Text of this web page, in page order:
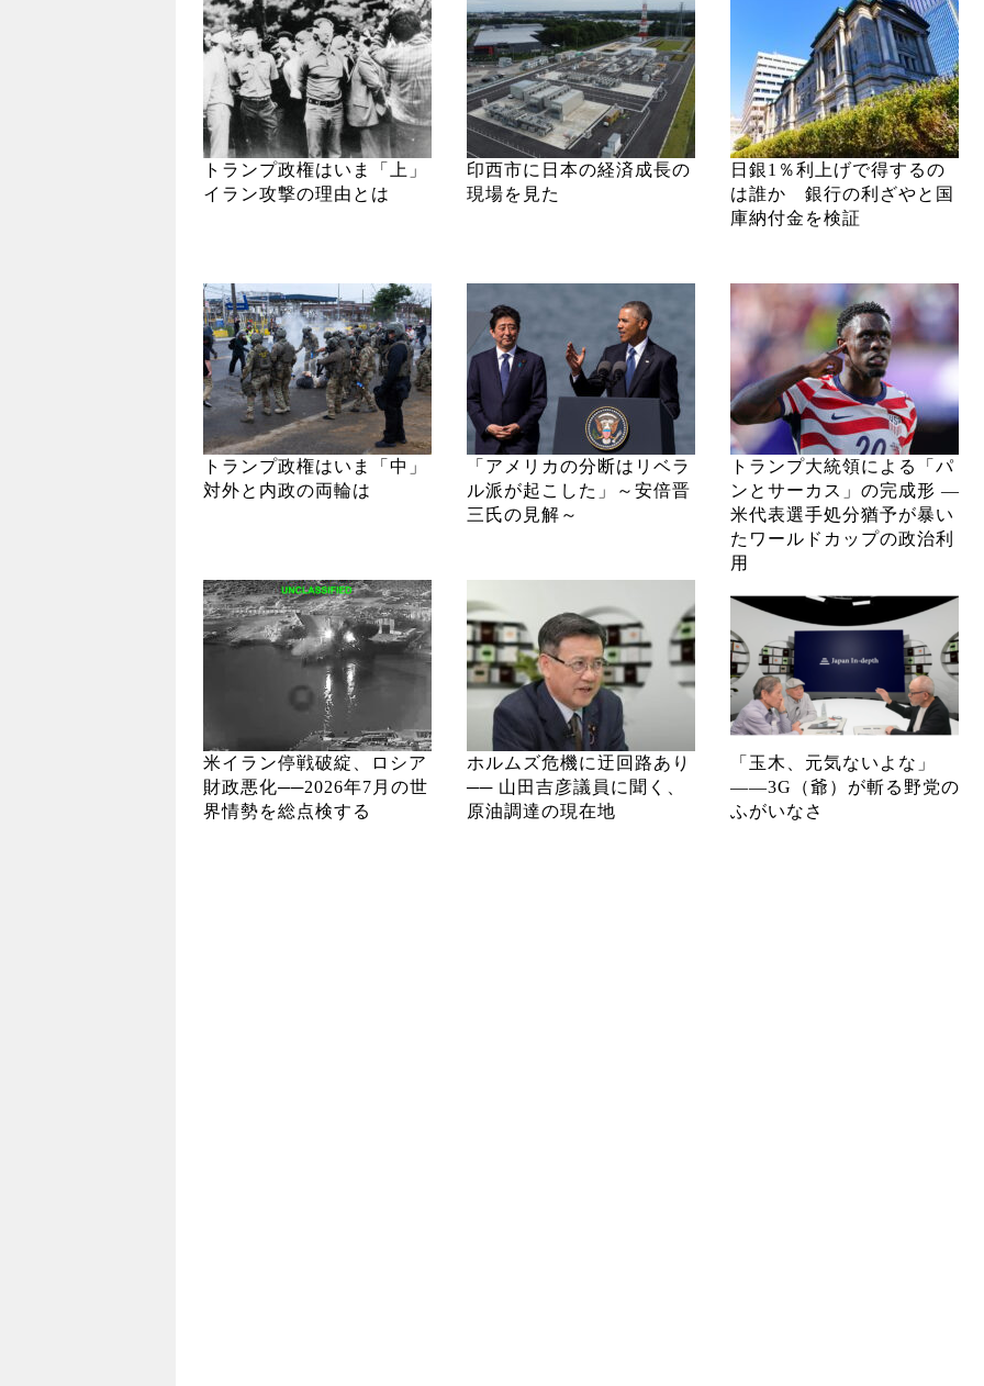
トランプ政権はいま「上」
イラン攻撃の理由とは
印西市に日本の経済成長の
現場を見た
日銀1％利上げで得するの
は誰か 銀行の利ざやと国
庫納付金を検証
トランプ政権はいま「中」
対外と内政の両輪は
「アメリカの分断はリベラ
ル派が起こした」～安倍晋
三氏の見解～
トランプ大統領による「パ
ンとサーカス」の完成形 ―
米代表選手処分猶予が暴い
たワールドカップの政治利
用
米イラン停戦破綻、ロシア
財政悪化──2026年7月の世
界情勢を総点検する
ホルムズ危機に迂回路あり
── 山田吉彦議員に聞く、
原油調達の現在地
「玉木、元気ないよな」
――3G（爺）が斬る野党の
ふがいなさ